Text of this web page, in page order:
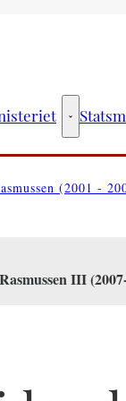
(2001 -
III